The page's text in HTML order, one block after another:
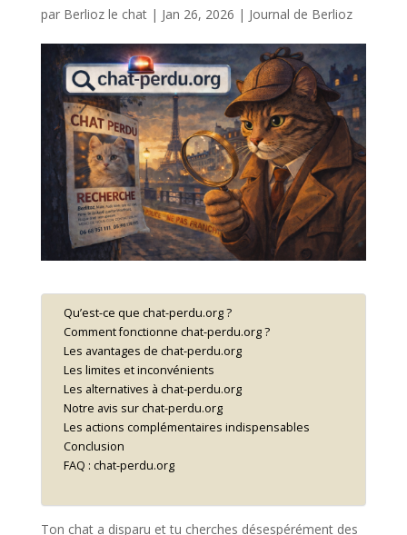
par Berlioz le chat| Jan 26, 2026 | Journal de Berlioz
Qu’est-ce que chat-perdu.org ?
Comment fonctionne chat-perdu.org ?
Les avantages de chat-perdu.org
Les limites et inconvénients
Les alternatives à chat-perdu.org
Notre avis sur chat-perdu.org
Les actions complémentaires indispensables
Conclusion
FAQ : chat-perdu.org
Ton chat a disparu et tu cherches désespérément des